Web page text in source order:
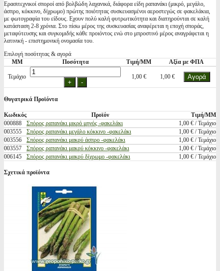
Ερασιτεχνικοί σποροί από βολβώδη λαχανικά, διάφορα είδη ραπανάκι (μικρό, μεγάλο,
άσπρο, κόκκινο, δίχρωμο) πρώτης ποιότητας συσκευασμένοι αεροστεγώς σε φακελάκια,
με φωτογραφία του είδους. Εχουν πολύ καλή φυτρωτικότητα και διατηρούνται σε καλή
κατάσταση 2-8 χρόνια. Στο πίσω μέρος της συσκευασίας αναφέρεται η εποχή σποράς,
μεταφύτευσης και συγκομιδής κάθε προιόντος ενώ στο μπροστινό μέρος αναγράφεται η
λατινική - επιστημονική ονομασία του.
Επιλογή ποσότητας & αγορά
ΜΜ
Ποσότητα Τιμή/ΜΜ Αξία με ΦΠΑ
Τεμάχιο 1,00 € 1,00 €
Θυγατρικά Προϊόντα
Κωδικός Προϊόν
Τιμή/ΜΜ
000888
Σπόρος ραπανάκι μικρό μηνός -φακελάκι
1,00 € / Τεμάχιο
003555
Σπόρος ραπανάκι μεγάλο κόκκινο -φακελάκι
1,00 € / Τεμάχιο
003556
Σπόρος ραπανάκι μακρύ άσπρο -φακελάκι
1,00 € / Τεμάχιο
003557
Σπόρος ραπανάκι μακρύ κόκκινο -φακελάκι
1,00 € / Τεμάχιο
006145
Σπόρος ραπανάκι μακρύ δίχρωμο -φακελάκι 1,00 € / Τεμάχιο
Σχετικά προϊόντα